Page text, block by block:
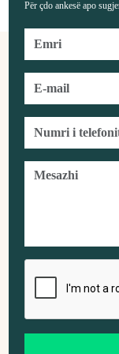
Për çdo ankesë apo